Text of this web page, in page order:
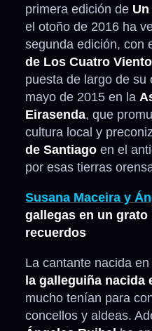
primera edición de
el otoño de 2016 ha
segunda edición, con
de Los Cuatro
puesta de largo de su
mayo de 2015 en la
Eirasenda, que
cultura local y
de Santiago en el
por esas tierras
Susana Maceira y
gallegas en un grato
recuerdos
La cantante nacida en
la galleguiña nacida
mucho tenían para
concellos y aldeas.